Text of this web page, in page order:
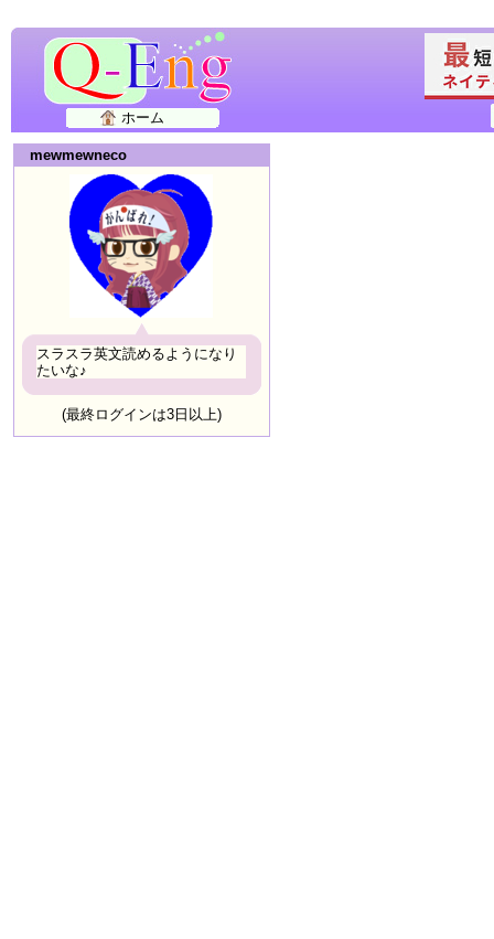
ホーム
mewmewneco
スラスラ英文読めるようになり
たいな♪
(最終ログインは3日以上)